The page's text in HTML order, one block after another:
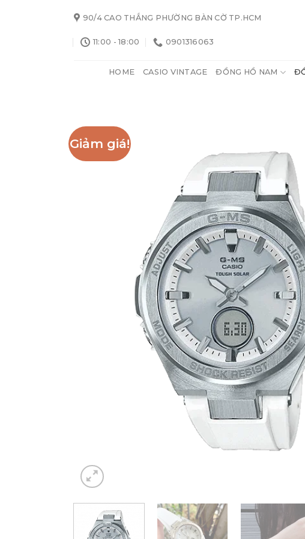
90/4 CAO THẮNG PHƯỜNG BÀN CỜ TP.HCM
11:00 - 18:00 0901316063
HOME CASIO VINTAGE ĐỒNG HỒ NAM
Giảm giá!